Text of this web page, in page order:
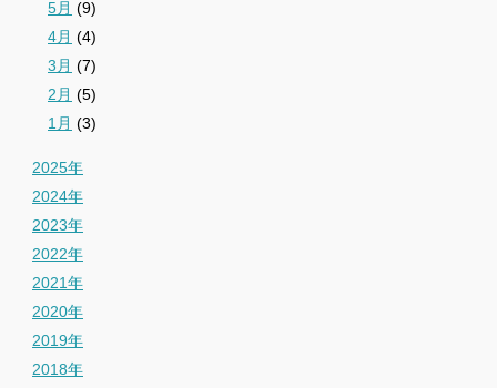
5月 (9)
4月 (4)
3月 (7)
2月 (5)
1月 (3)
2025年
2024年
2023年
2022年
2021年
2020年
2019年
2018年